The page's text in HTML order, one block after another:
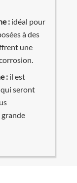
: idéal pour
à des
une
: il est
seront